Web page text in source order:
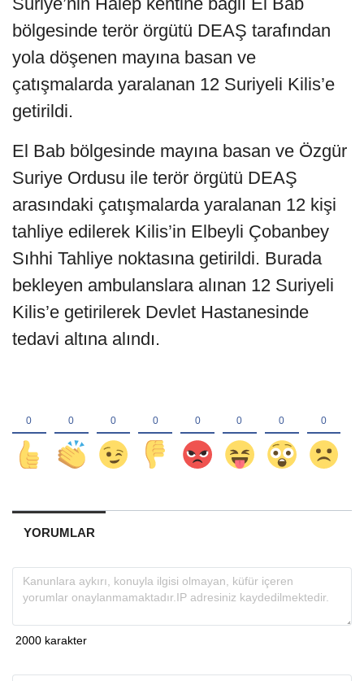
bölgesinde terör örgütü DEAŞ tarafından
yola döşenen mayına basan ve
çatışmalarda yaralanan 12 Suriyeli Kilis’e
getirildi.
El Bab bölgesinde mayına basan ve Özgür
Suriye Ordusu ile terör örgütü DEAŞ
arasındaki çatışmalarda yaralanan 12 kişi
tahliye edilerek Kilis’in Elbeyli Çobanbey
Sıhhi Tahliye noktasına getirildi. Burada
bekleyen ambulanslara alınan 12 Suriyeli
Kilis’e getirilerek Devlet Hastanesinde
tedavi altına alındı.
YORUMLAR